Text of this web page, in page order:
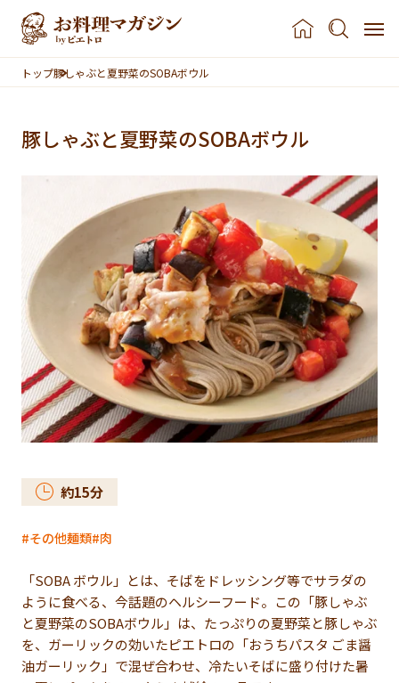
本文へスキップ
トップ豚しゃぶと夏野菜のSOBAボウル
豚しゃぶと夏野菜のSOBAボウル
約15分
その他麺類 肉
「SOBA ボウル」とは、そばをドレッシング等でサラダの
ように食べる、今話題のヘルシーフード。この「豚しゃぶ
と夏野菜のSOBAボウル」は、たっぷりの夏野菜と豚しゃぶ
を、ガーリックの効いたピエトロの「おうちパスタ ごま醤
油ガーリック」で混ぜ合わせ、冷たいそばに盛り付けた暑